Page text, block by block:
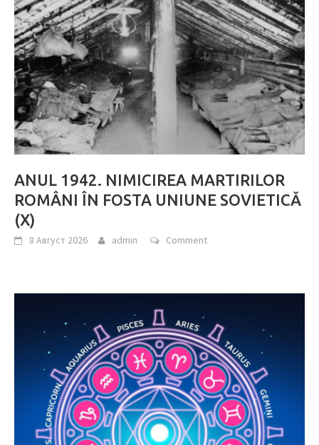
ANUL 1942. NIMICIREA MARTIRILOR
ROMÂNI ÎN FOSTA UNIUNE SOVIETICĂ
(X)
8 Август 2026 admin Comment